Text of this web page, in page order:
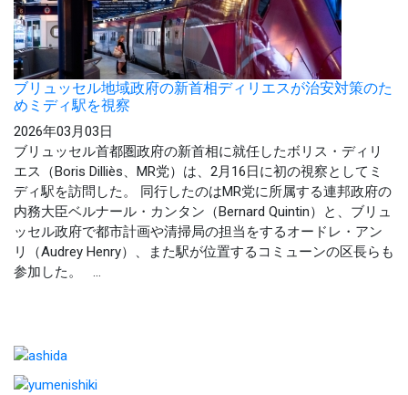
ブリュッセル地域政府の新首相ディリエスが治安対策のた
めミディ駅を視察
2026年03月03日
ブリュッセル首都圏政府の新首相に就任したボリス・ディリ
エス（Boris Dilliès、MR党）は、2月16日に初の視察としてミ
ディ駅を訪問した。 同行したのはMR党に所属する連邦政府の
内務大臣ベルナール・カンタン（Bernard Quintin）と、ブリュ
ッセル政府で都市計画や清掃局の担当をするオードレ・アン
リ（Audrey Henry）、また駅が位置するコミューンの区長らも
参加した。 ...